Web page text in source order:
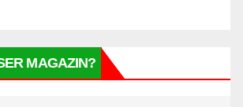
MAGAZIN?